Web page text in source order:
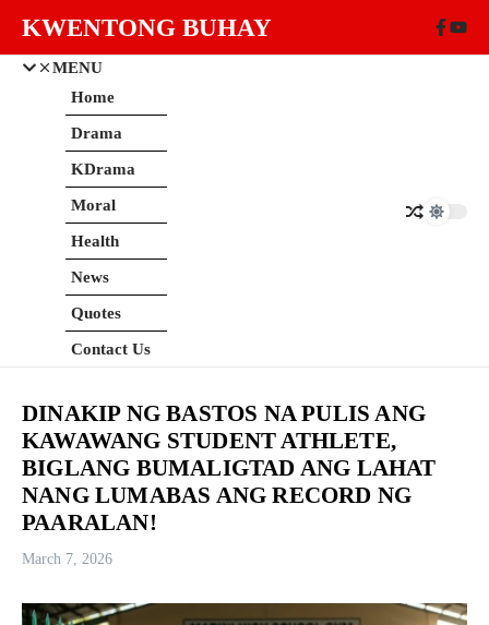
KWENTONG BUHAY
MENU
Home
Drama
KDrama
Moral
Health
News
Quotes
Contact Us
DINAKIP NG BASTOS NA PULIS ANG
KAWAWANG STUDENT ATHLETE,
BIGLANG BUMALIGTAD ANG LAHAT
NANG LUMABAS ANG RECORD NG
PAARALAN!
March 7, 2026